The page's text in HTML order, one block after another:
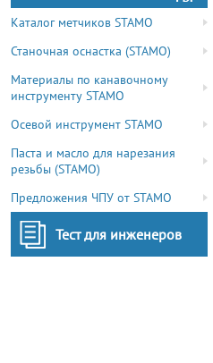
Каталог метчиков STAMO
Станочная оснастка (STAMO)
Материалы по канавочному
инструменту STAMO
Осевой инструмент STAMO
Паста и масло для нарезания
резьбы (STAMO)
Предложения ЧПУ от STAMO
Тест для инженеров